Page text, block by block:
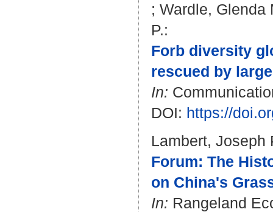
; Wardle, Glenda
P.:
Forb diversity
rescued by
In:
DOI: https://
Lambert, Joseph
Forum: The
on China's
In: Rangeland